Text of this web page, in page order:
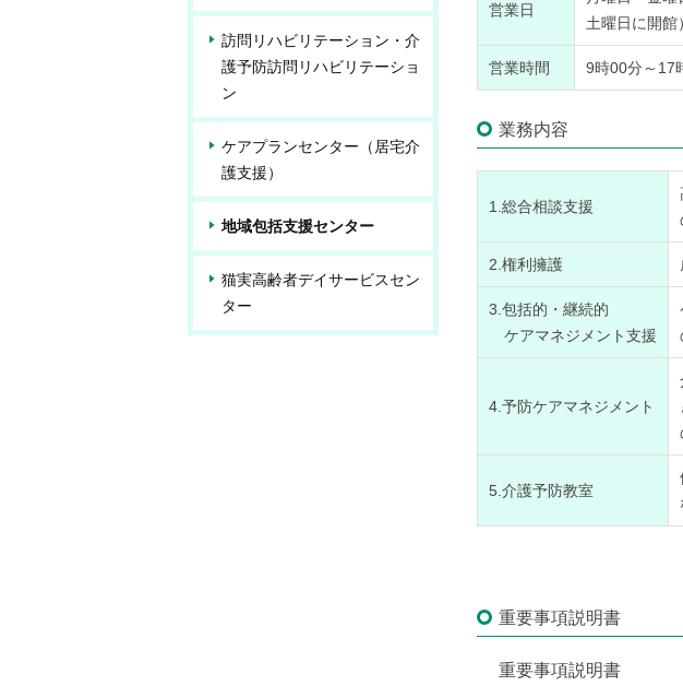
営業日
土曜日に開館
営業時間 9時00分～17
業務内容
1.総合相談支援
2.権利擁護
3.包括的・継続的
ケアマネジメント支援
4.予防ケアマネジメント
5.介護予防教室
重要事項説明書
重要事項説明書
訪問リハビリテーション・介
護予防訪問リハビリテーショ
ン
ケアプランセンター（居宅介
護支援）
地域包括支援センター
猫実高齢者デイサービスセン
ター